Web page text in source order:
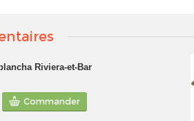
Riviera-et-Bar
Commander